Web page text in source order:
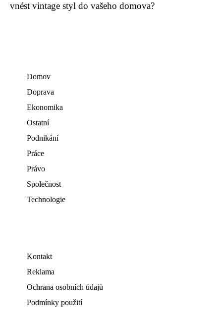
vnést vintage styl do vašeho domova?
Domov
Doprava
Ekonomika
Ostatní
Podnikání
Práce
Právo
Společnost
Technologie
Kontakt
Reklama
Ochrana osobních údajů
Podmínky použití